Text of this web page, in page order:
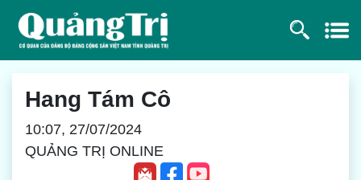
Hang Tám Cô
10:07, 27/07/2024
QUẢNG TRỊ ONLINE